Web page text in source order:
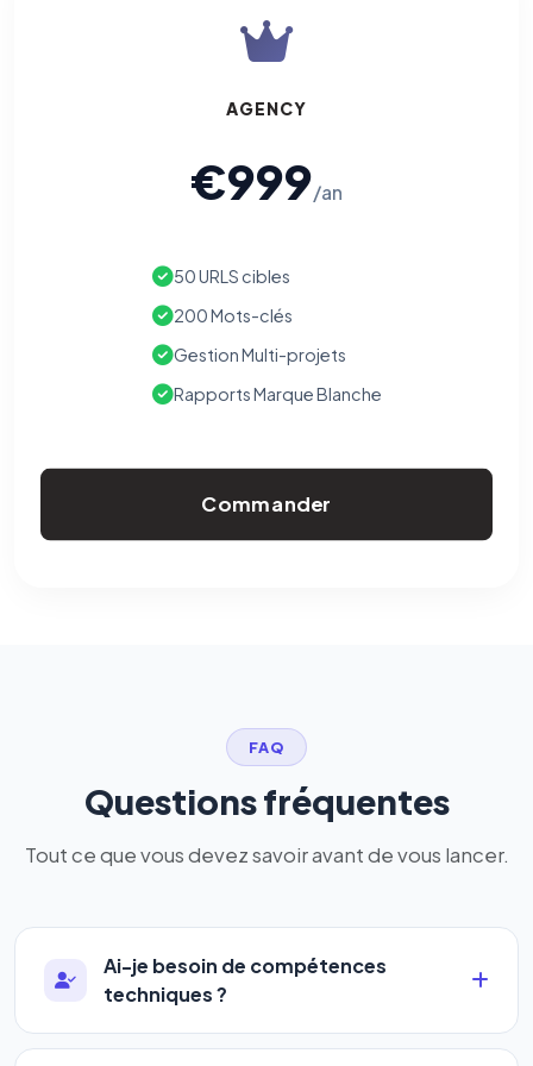
AGENCY
€999/an
50 URLS cibles
200 Mots-clés
Gestion Multi-projets
Rapports Marque Blanche
Commander
FAQ
Questions fréquentes
Tout ce que vous devez savoir avant de vous lancer.
Ai-je besoin de compétences
techniques ?
Absolument pas. Notre logiciel a été conçu pour